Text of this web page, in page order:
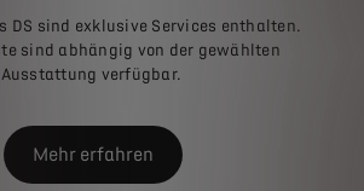
DS sind exklusive Services enthalten.
sind abhängig von der gewählten
Ausstattung verfügbar.
Mehr erfahren